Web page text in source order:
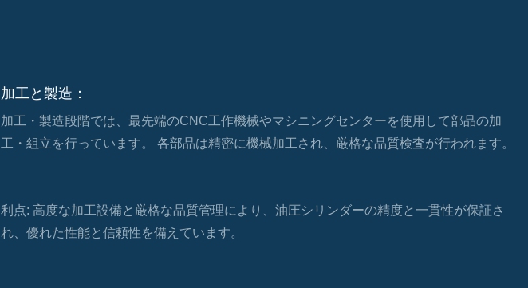
加工と製造：
加工・製造段階では、最先端のCNC工作機械やマシニングセンターを使用して部品の加
工・組立を行っています。 各部品は精密に機械加工され、厳格な品質検査が行われます。
利点: 高度な加工設備と厳格な品質管理により、油圧シリンダーの精度と一貫性が保証さ
れ、優れた性能と信頼性を備えています。